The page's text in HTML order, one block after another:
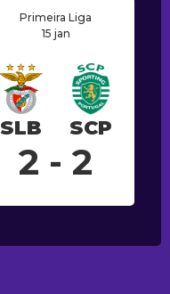
Primeira Liga
15 jan
SLB SCP
2 - 2